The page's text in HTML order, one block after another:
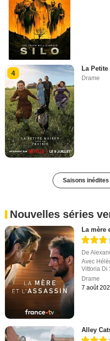
4
La
Drame
Saisons
Nouvelles séries
La mère
De
Avec
Vittoria Di
Drame
7 août
Alley